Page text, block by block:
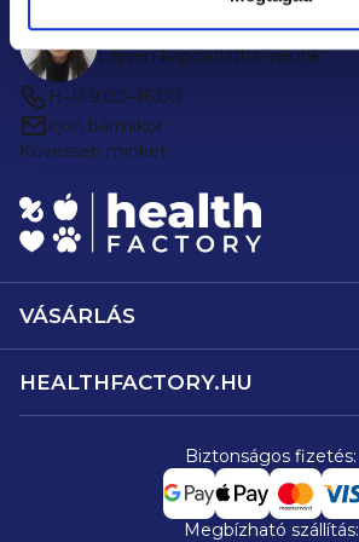
Tanácsra van szüksége?
Lépjen kapcsolatba velünk
H–P 9:00–16:00
írjon bármikor
Kövessen minket:
VÁSÁRLÁS
HEALTHFACTORY.HU
Biztonságos fizetés:
Megbízható szállítás: